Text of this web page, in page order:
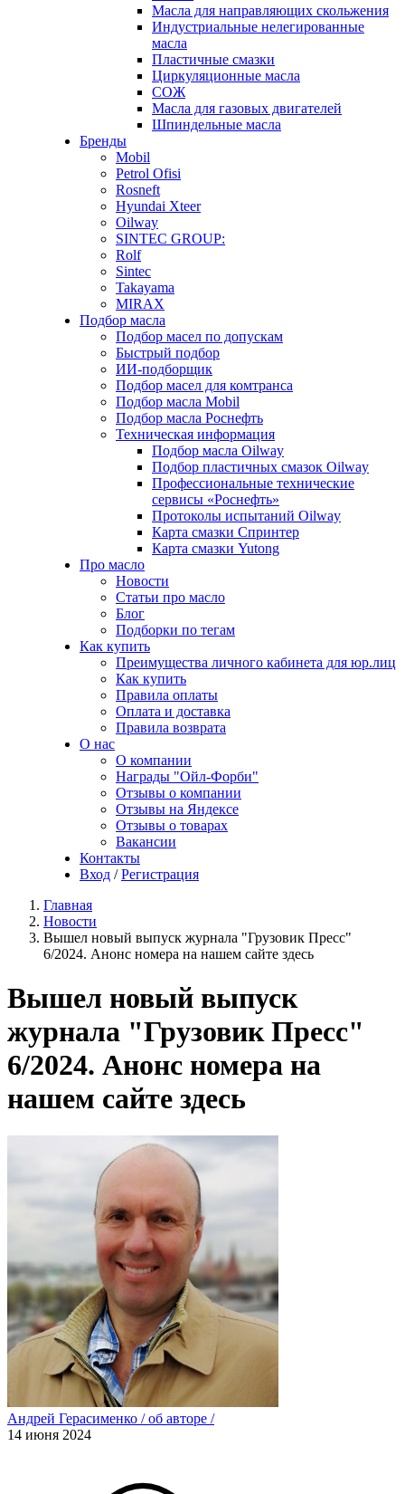
Масла для направляющих скольжения
Индустриальные нелегированные
масла
Пластичные смазки
Циркуляционные масла
СОЖ
Масла для газовых двигателей
Шпиндельные масла
Бренды
Mobil
Petrol Ofisi
Rosneft
Hyundai Xteer
Oilway
SINTEC GROUP:
Rolf
Sintec
Takayama
MIRAX
Подбор масла
Подбор масел по допускам
Быстрый подбор
ИИ-подборщик
Подбор масел для комтранса
Подбор масла Mobil
Подбор масла Роснефть
Техническая информация
Подбор масла Oilway
Подбор пластичных смазок Oilway
Профессиональные технические
сервисы «Роснефть»
Протоколы испытаний Oilway
Карта смазки Спринтер
Карта смазки Yutong
Про масло
Новости
Статьи про масло
Блог
Подборки по тегам
Как купить
Преимущества личного кабинета для юр.лиц
Как купить
Правила оплаты
Оплата и доставка
Правила возврата
О нас
О компании
Награды "Ойл-Форби"
Отзывы о компании
Отзывы на Яндексе
Отзывы о товарах
Вакансии
Контакты
Вход / Регистрация
Главная
Новости
Вышел новый выпуск журнала "Грузовик Пресс"
6/2024. Анонс номера на нашем сайте здесь
Вышел новый выпуск
журнала "Грузовик Пресс"
6/2024. Анонс номера на
нашем сайте здесь
Андрей Герасименко /об авторе /
14 июня 2024